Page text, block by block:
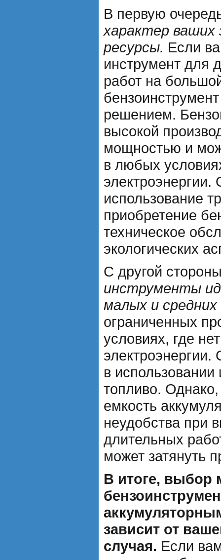
В первую
характер ваших
ресурсы. Если
инструмент для
работ на
решением.
высокой
мощностью и
в любых
электроэнергии.
использование
приобретение
техническое
экологических
С другой
инструменты
малых и
ограниченных
условиях, где
в использовании
топливо.
емкость
неудобства при
длительных
может затянуть
В итоге, выбор
зависит от
случая. Если